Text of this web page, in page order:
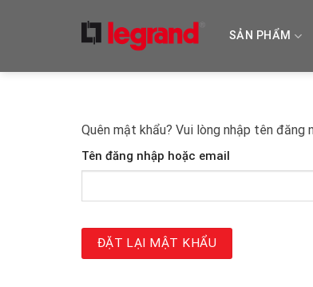
SẢN PHẨM
Quên mật khẩu? Vui lòng nhập tên
Tên đăng nhập hoặc email
ĐẶT LẠI MẬT KHẨU